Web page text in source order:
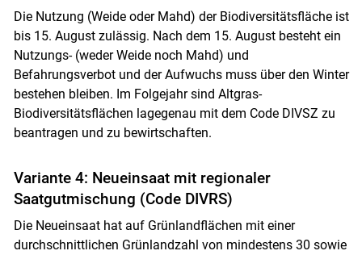
Die Nutzung (Weide oder Mahd) der Biodiversitätsfläche ist
bis 15. August zulässig. Nach dem 15. August besteht ein
Nutzungs- (weder Weide noch Mahd) und
Befahrungsverbot und der Aufwuchs muss über den Winter
bestehen bleiben. Im Folgejahr sind Altgras-
Biodiversitätsflächen lagegenau mit dem Code DIVSZ zu
beantragen und zu bewirtschaften.
Variante 4: Neueinsaat mit regionaler
Saatgutmischung (Code DIVRS)
Die Neueinsaat hat auf Grünlandflächen mit einer
durchschnittlichen Grünlandzahl von mindestens 30 sowie